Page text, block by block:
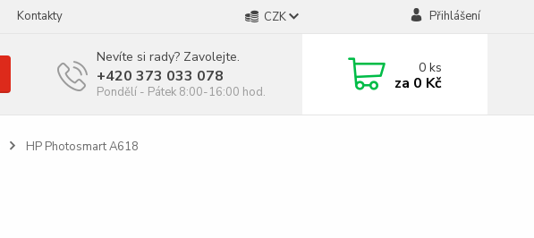
Kontakty CZK Přihlášení
Nevíte si rady? Zavolejte.
+420 373 033 078
Pondělí - Pátek 8:00-16:00 hod.
0ks
za 0 Kč
HP Photosmart A618